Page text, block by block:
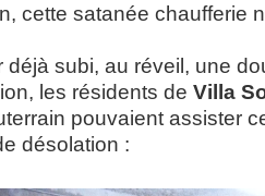
cette satanée chaufferie
déjà subi, au réveil, une
les résidents de Villa
pouvaient assister
désolation :